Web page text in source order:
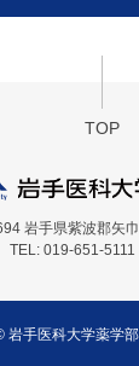
TOP
岩手県紫波郡矢
TEL: 019-651-5111
岩手医科大学薬学